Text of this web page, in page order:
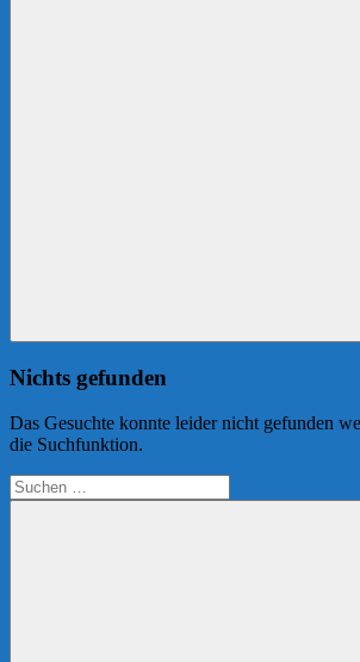
Nichts gefunden
Das Gesuchte konnte leider nicht gefunden
die Suchfunktion.
Suchen
nach: